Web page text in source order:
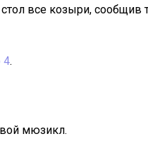
все козыри, сообщив
4.
мюзикл.